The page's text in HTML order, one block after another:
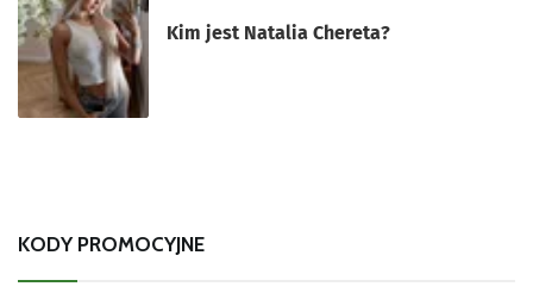
Kim jest Natalia Chereta?
KODY PROMOCYJNE